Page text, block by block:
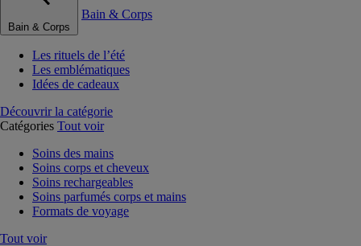
Bain & Corps
Bain & Corps
Les rituels de l’été
Les emblématiques
Idées de cadeaux
Découvrir la catégorie
Catégories Tout voir
Soins des mains
Soins corps et cheveux
Soins rechargeables
Soins parfumés corps et mains
Formats de voyage
Tout voir